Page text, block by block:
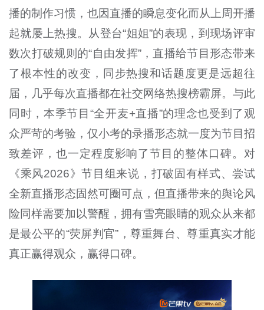
播的制作习惯，也因直播的瞬息变化而从上周开播
起就屡上热搜。从登台“姐姐”的表现，到现场评审
数次打破规则的“自由发挥”，直播给节目形态带来
了根本性的改变，同步热搜和话题度更是远超往
届，几乎每次直播都在社交网络热搜榜霸屏。与此
同时，本季节目“全开麦+直播”的理念也受到了观
众严苛的考验，仅小考的录播形态就一度为节目招
致差评，也一定程度影响了节目的整体口碑。对
《乘风2026》节目组来说，打破固有样式、尝试
全新直播形态固然可圈可点，但直播带来的舆论风
险同样需要加以警醒，拥有雪亮眼睛的观众从来都
是最公平的“荧屏判官”，尊重舞台、尊重真实才能
真正赢得观众，赢得口碑。